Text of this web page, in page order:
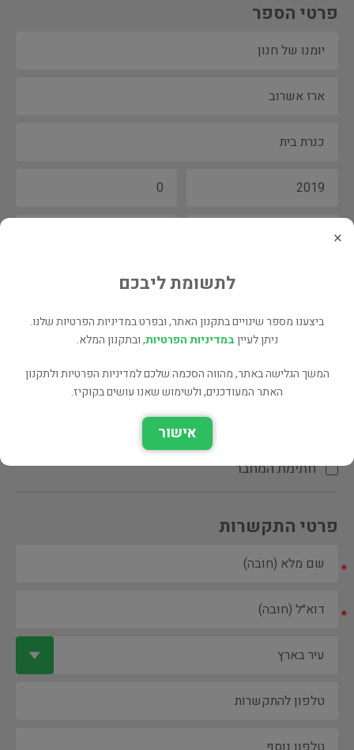
פרטי הספר
הקדשת המחבר\המתרגם
חתימת המחבר
פרטי התקשרות
*
*
×
לתשומת ליבכם
ביצענו מספר שינויים בתקנון האתר, ובפרט במדיניות הפרטיות שלנו.
ניתן לעייןבמדיניות הפרטיות, ובתקנון המלא.
המשך הגלישה באתר, מהווה הסכמה שלכם למדיניות הפרטיות ולתקנון
האתר המעודכנים, ולשימוש שאנו עושים בקוקיז.
אישור